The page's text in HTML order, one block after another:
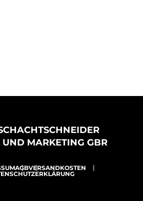
UND MARKETING GBR
AGBVERSANDKOSTEN